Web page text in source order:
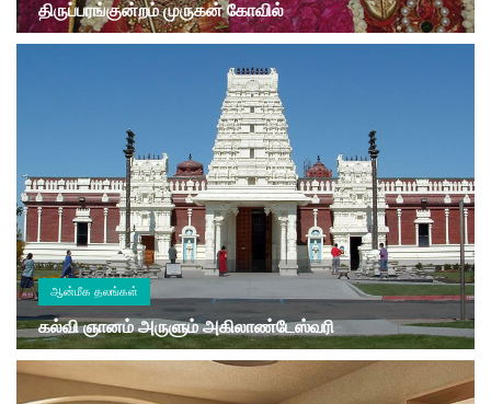
திருப்பரங்குன்றம் முருகன் கோவில்
ஆன்மீக தலங்கள்
கல்வி ஞானம் அருளும் அகிலாண்டேஸ்வரி